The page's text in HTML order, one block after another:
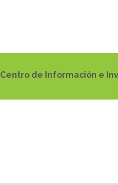
Centro de Información e